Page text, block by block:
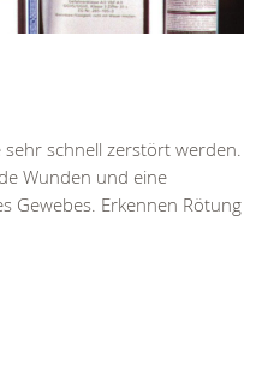
schnell zerstört werden.
Wunden und eine
Gewebes. Erkennen Rötung